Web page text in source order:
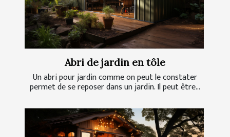
Abri de jardin en tôle
Un abri pour jardin comme on peut le constater
permet de se reposer dans un jardin. Il peut être...